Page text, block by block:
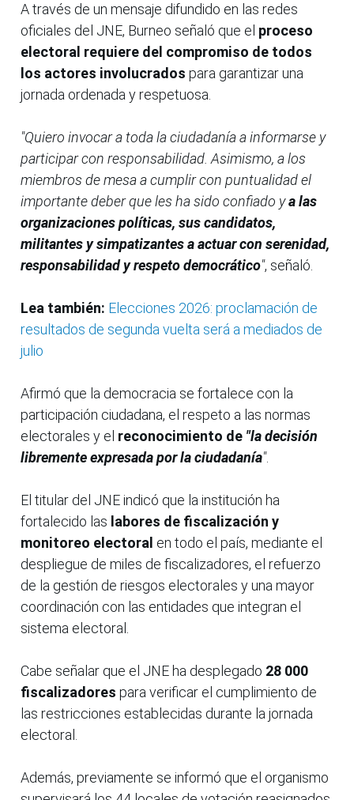
A través de un mensaje difundido en las redes
oficiales del JNE, Burneo señaló que el proceso
electoral requiere del compromiso de todos
los actores involucrados para garantizar una
jornada ordenada y respetuosa.
"Quiero invocar a toda la ciudadanía a informarse y
participar con responsabilidad. Asimismo, a los
miembros de mesa a cumplir con puntualidad el
importante deber que les ha sido confiado ya las
organizaciones políticas, sus candidatos,
militantes y simpatizantes a actuar con serenidad,
responsabilidad y respeto democrático", señaló.
Lea también: Elecciones 2026: proclamación de
resultados de segunda vuelta será a mediados de
julio
Afirmó que la democracia se fortalece con la
participación ciudadana, el respeto a las normas
electorales y el reconocimiento de "la decisión
libremente expresada por la ciudadanía".
El titular del JNE indicó que la institución ha
fortalecido las labores de fiscalización y
monitoreo electoral en todo el país, mediante el
despliegue de miles de fiscalizadores, el refuerzo
de la gestión de riesgos electorales y una mayor
coordinación con las entidades que integran el
sistema electoral.
Cabe señalar que el JNE ha desplegado 28 000
fiscalizadores para verificar el cumplimiento de
las restricciones establecidas durante la jornada
electoral.
Además, previamente se informó que el organismo